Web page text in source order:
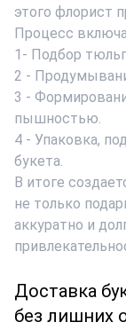
этого флорист
Процесс
1- Подбор
2 -
3 -
пышностью.
4 - Упаковка,
букета.
В итоге
не только
аккуратно и
Доставка
без лишних